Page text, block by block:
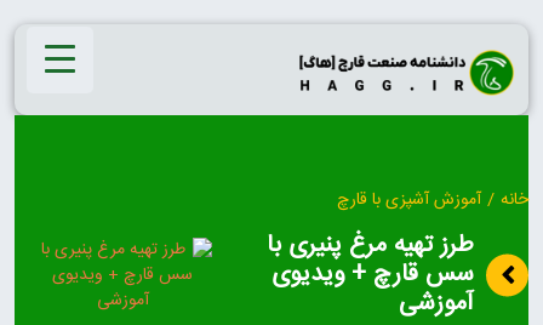
Skip
content
خانه / آموزش آشپزی با قارچ
طرز تهیه مرغ پنیری با
سس قارچ + ویدیوی
آموزشی